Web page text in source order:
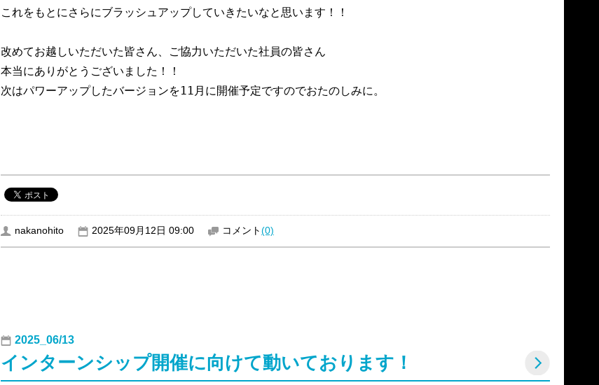
これをもとにさらにブラッシュアップしていきたいなと思います！！
改めてお越しいただいた皆さん、ご協力いただいた社員の皆さん
本当にありがとうございました！！
次はパワーアップしたバージョンを11月に開催予定ですのでおたのしみに。
nakanohito 2025年09月12日 09:00 コメント(0)
2025_06/13
インターンシップ開催に向けて動いております！